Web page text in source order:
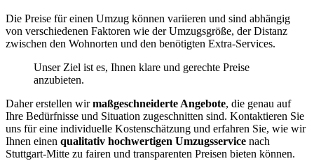
Die Preise für einen Umzug können variieren und sind abhängig
von verschiedenen Faktoren wie der Umzugsgröße, der Distanz
zwischen den Wohnorten und den benötigten Extra-Services.
Unser Ziel ist es, Ihnen klare und gerechte Preise
anzubieten.
Daher erstellen wirmaßgeschneiderte Angebote, die genau auf
Ihre Bedürfnisse und Situation zugeschnitten sind. Kontaktieren Sie
uns für eine individuelle Kostenschätzung und erfahren Sie, wie wir
Ihnen einen qualitativ hochwertigen Umzugsservice nach
Stuttgart-Mitte zu fairen und transparenten Preisen bieten können.